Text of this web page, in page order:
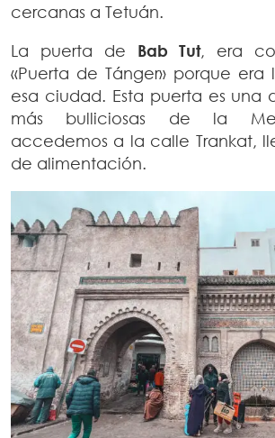
cercanas a Tetuán.
La puerta de Bab Tut, era
«Puerta de Tánger» porque
esa ciudad. Esta puerta es una
más bulliciosas de la
accedemos a la calle Trankat,
de alimentación.